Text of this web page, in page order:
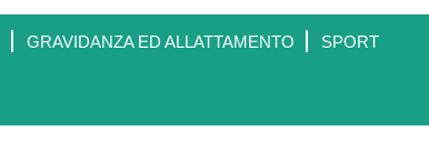
GRAVIDANZA ED ALLATTAMENTO SPORT